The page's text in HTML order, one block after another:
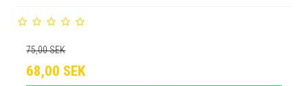
75,00 SEK
68,00 SEK